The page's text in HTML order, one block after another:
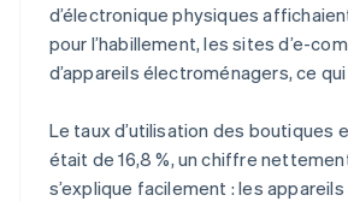
d’électronique physiques
pour l’habillement, les sites d’e-
d’appareils électroménagers, ce
Le taux d’utilisation des boutiques
était de 16,8 %, un chiffre
s’explique facilement : les